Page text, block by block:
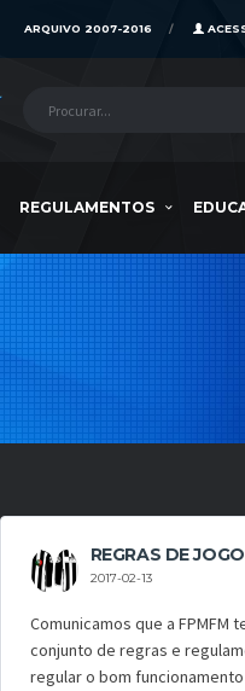
ARQUIVO 2007-2016
REGULAMENTOS
REGRAS DE
2017-02-13
Comunicamos que a FPMFM
conjunto de regras e
regular o bom